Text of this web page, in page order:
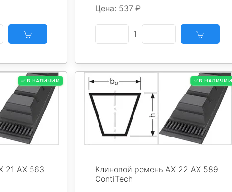
Цена: 537 ₽
1
✅ В НАЛИЧИИ
21 AX 563
✅ В НАЛИЧИИ
Клиновой ремень AX 22 AX 589
ContiTech